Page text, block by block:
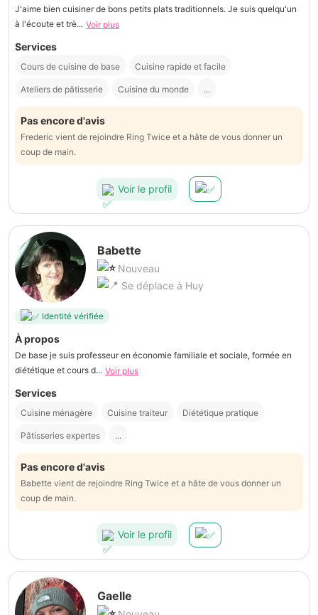
J'aime bien cuisiner de bons petits plats traditionnels. Je suis quelqu'un
à l'écoute et trè... Voir plus
Services
Cours de cuisine de base Cuisine rapide et facile
Ateliers de pâtisserie Cuisine du monde ...
Pas encore d'avis
Frederic vient de rejoindre Ring Twice et a hâte de vous donner un
coup de main.
Voir le profil
Babette
Nouveau
Se déplace à Huy
Identité vérifiée
À propos
De base je suis professeur en économie familiale et sociale, formée en
diététique et cours d... Voir plus
Services
Cuisine ménagère Cuisine traiteur Diététique pratique
Pâtisseries expertes ...
Pas encore d'avis
Babette vient de rejoindre Ring Twice et a hâte de vous donner un
coup de main.
Voir le profil
Gaelle